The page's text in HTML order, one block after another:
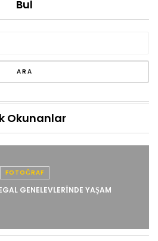
Bul
Okunanlar
FOTOĞRAF
GENELEVLERINDE YAŞAM